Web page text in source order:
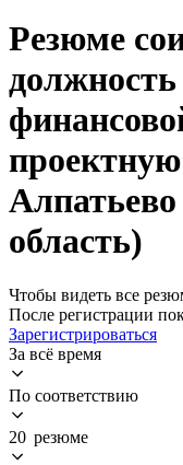
Резюме
должность
область)
Чтобы видеть все
После регистрации
Зарегистрироваться
За всё время
По соответствию
20 резюме